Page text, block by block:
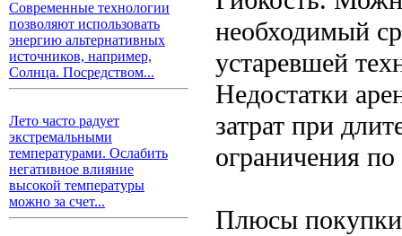
Современные технологии
позволяют использовать
энергию альтернативных
источников, например,
Солнца. Посредством...
Лето часто радует
экстремальными
температурами. Ослабить
негативное влияние
высокой температуры
можно за счет...
необходимый
устаревшей
Недостатки
затрат при
ограничения
Плюсы покупки